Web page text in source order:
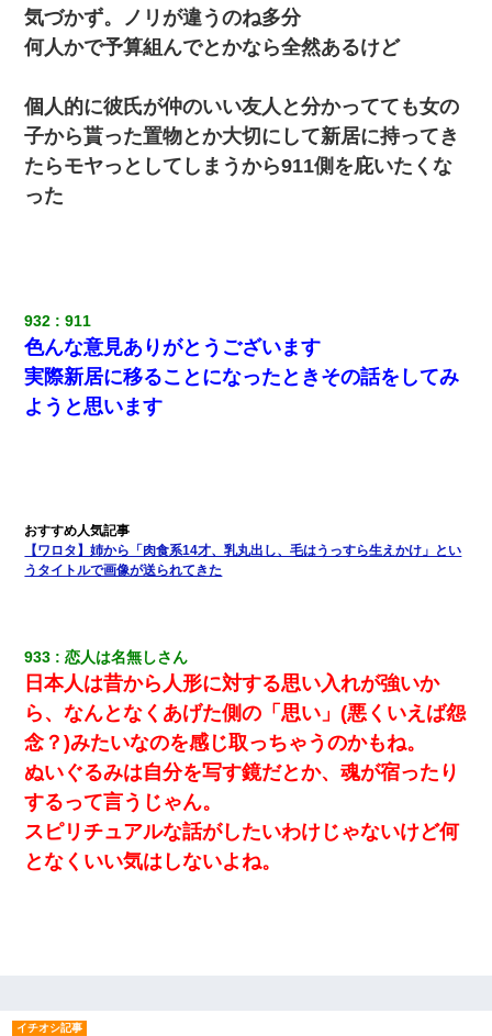
気づかず。ノリが違うのね多分
何人かで予算組んでとかなら全然あるけど
個人的に彼氏が仲のいい友人と分かってても女の
子から貰った置物とか大切にして新居に持ってき
たらモヤっとしてしまうから911側を庇いたくな
った
932 911
色んな意見ありがとうございます
実際新居に移ることになったときその話をしてみ
ようと思います
【ワロタ】姉から「肉食系14才、乳丸出し、毛はうっすら生えかけ」とい
うタイトルで画像が送られてきた
933 恋人は名無しさん
日本人は昔から人形に対する思い入れが強いか
ら、なんとなくあげた側の「思い」(悪くいえば怨
念？)みたいなのを感じ取っちゃうのかもね。
ぬいぐるみは自分を写す鏡だとか、魂が宿ったり
するって言うじゃん。
スピリチュアルな話がしたいわけじゃないけど何
となくいい気はしないよね。